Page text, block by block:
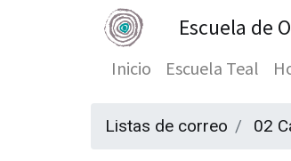
Escuela de
Inicio
Escuela Teal
Listas de correo 02